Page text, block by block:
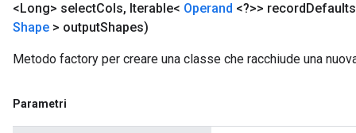
<Long> selectCols, Iterable< Operand <?>> recordDefaults
Shape > outputShapes)
Metodo factory per creare una classe che racchiude una
Parametri